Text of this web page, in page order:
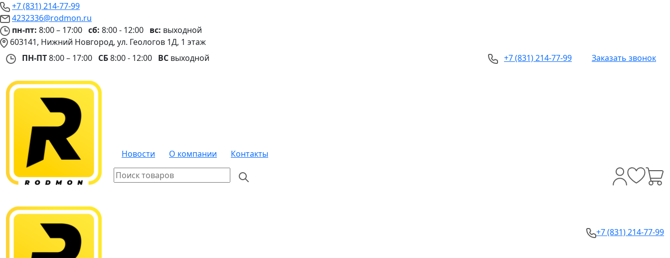
+7 (831) 214-77-99
4232336@rodmon.ru
пн-пт: 8:00 – 17:00 сб: 8:00 - 12:00 вс: выходной
603141, Нижний Новгород, ул. Геологов 1Д, 1 этаж
ПН-ПТ8:00 – 17:00 СБ8:00 - 12:00 ВС выходной +7 (831) 214-77-99 Заказать звонок
Новости О компании Контакты
+7 (831) 214-77-99